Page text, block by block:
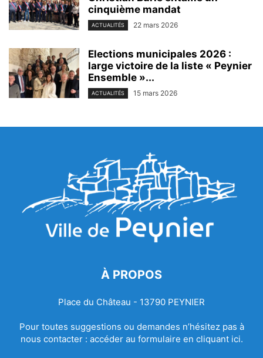
cinquième mandat
ACTUALITÉS 22 mars 2026
Elections municipales 2026 :
large victoire de la liste « Peynier
Ensemble »...
ACTUALITÉS 15 mars 2026
À PROPOS
Place du Château - 13790 PEYNIER
Pour toutes suggestions ou demandes n’hésitez pas à
nous contacter : accéder au formulaire en cliquant ici.